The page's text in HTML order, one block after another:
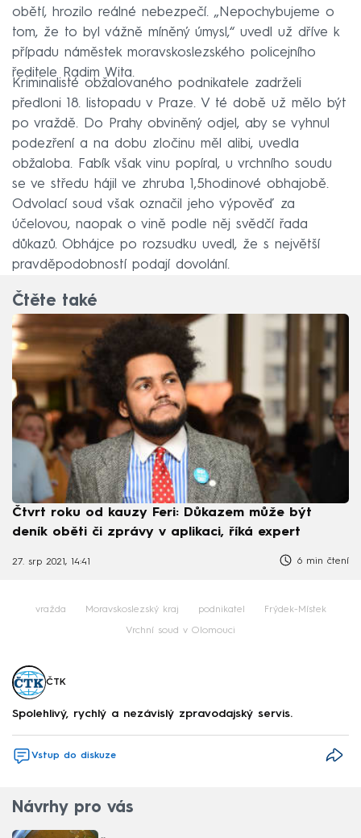
obětí, hrozilo reálné nebezpečí. „Nepochybujeme o
tom, že to byl vážně míněný úmysl,“ uvedl už dříve k
případu náměstek moravskoslezského policejního
ředitele Radim Wita.
Kriminalisté obžalovaného podnikatele zadrželi
předloni 18. listopadu v Praze. V té době už mělo být
po vraždě. Do Prahy obviněný odjel, aby se vyhnul
podezření a na dobu zločinu měl alibi, uvedla
obžaloba. Fabík však vinu popíral, u vrchního soudu
se ve středu hájil ve zhruba 1,5hodinové obhajobě.
Odvolací soud však označil jeho výpověď za
účelovou, naopak o vině podle něj svědčí řada
důkazů. Obhájce po rozsudku uvedl, že s největší
pravděpodobností podají dovolání.
Čtěte také
Čtvrt roku od kauzy Feri: Důkazem může být
deník oběti či zprávy v aplikaci, říká expert
27. srp 2021, 14:41 6 min čtení
vražda Moravskoslezský kraj podnikatel Frýdek-Místek
Vrchní soud v Olomouci
ČTK
Spolehlivý, rychlý a nezávislý zpravodajský servis.
Vstup do diskuze
Návrhy pro vás